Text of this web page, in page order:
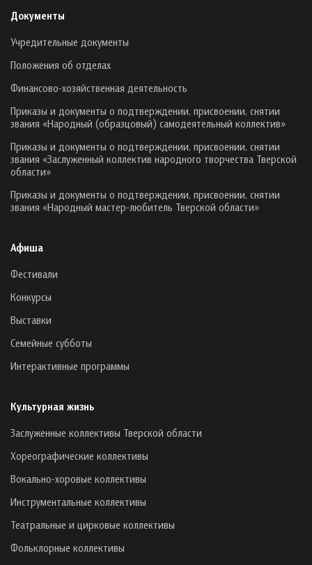
Документы
Учредительные документы
Положения об отделах
Финансово-хозяйственная деятельность
Приказы и документы о подтверждении, присвоении, снятии
звания «Народный (образцовый) самодеятельный коллектив»
Приказы и документы о подтверждении, присвоении, снятии
звания «Заслуженный коллектив народного творчества Тверской
области»
Приказы и документы о подтверждении, присвоении, снятии
звания «Народный мастер-любитель Тверской области»
Афиша
Фестивали
Конкурсы
Выставки
Семейные субботы
Интерактивные программы
Культурная жизнь
Заслуженные коллективы Тверской области
Хореографические коллективы
Вокально-хоровые коллективы
Инструментальные коллективы
Театральные и цирковые коллективы
Фольклорные коллективы